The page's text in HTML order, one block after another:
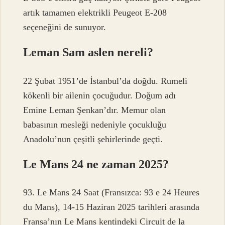
artık tamamen elektrikli Peugeot E-208
seçeneğini de sunuyor.
Leman Sam aslen nereli?
22 Şubat 1951’de İstanbul’da doğdu. Rumeli
kökenli bir ailenin çocuğudur. Doğum adı
Emine Leman Şenkan’dır. Memur olan
babasının mesleği nedeniyle çocukluğu
Anadolu’nun çeşitli şehirlerinde geçti.
Le Mans 24 ne zaman 2025?
93. Le Mans 24 Saat (Fransızca: 93 e 24 Heures
du Mans), 14-15 Haziran 2025 tarihleri ​​arasında
Fransa’nın Le Mans kentindeki Circuit de la